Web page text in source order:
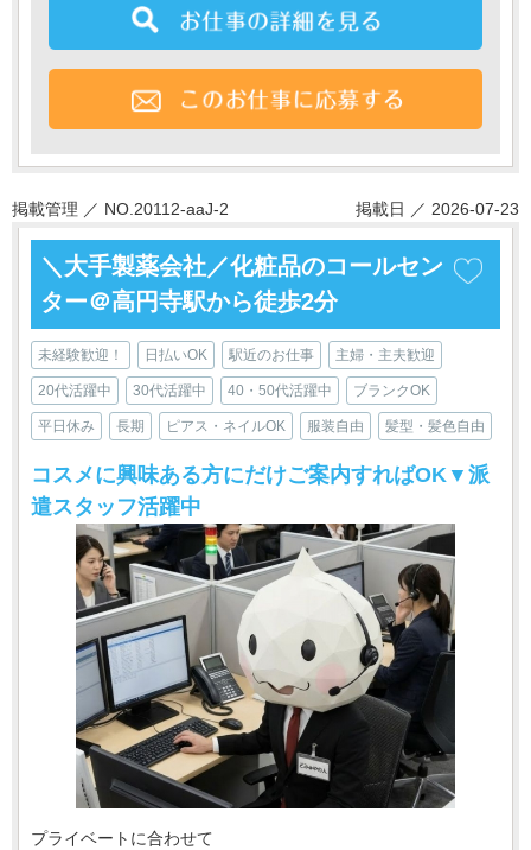
掲載管理 ／ NO.20112-aaJ-2 掲載日 ／ 2026-07-23
＼大手製薬会社／化粧品のコールセン
ター＠高円寺駅から徒歩2分
未経験歓迎！ 日払いOK 駅近のお仕事 主婦・主夫歓迎
20代活躍中 30代活躍中 40・50代活躍中 ブランクOK
平日休み 長期 ピアス・ネイルOK 服装自由 髪型・髪色自由
コスメに興味ある方にだけご案内すればOK▼派
遣スタッフ活躍中
プライベートに合わせて